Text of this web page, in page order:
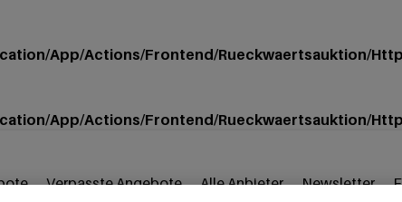
App/Actions/Frontend/Rueckwaertsauktion/
App/Actions/Frontend/Rueckwaertsauktion/
Verpasste Angebote Alle Anbieter Newsletter